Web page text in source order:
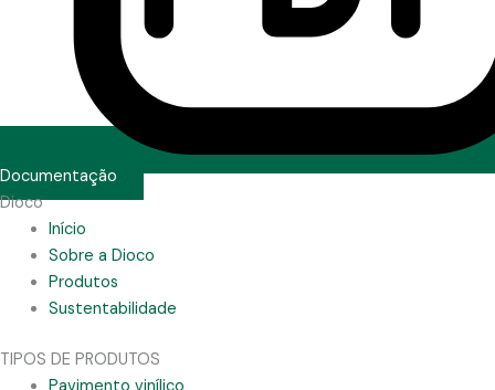
Documentação
Dioco
Início
Sobre a Dioco
Produtos
Sustentabilidade
TIPOS DE PRODUTOS